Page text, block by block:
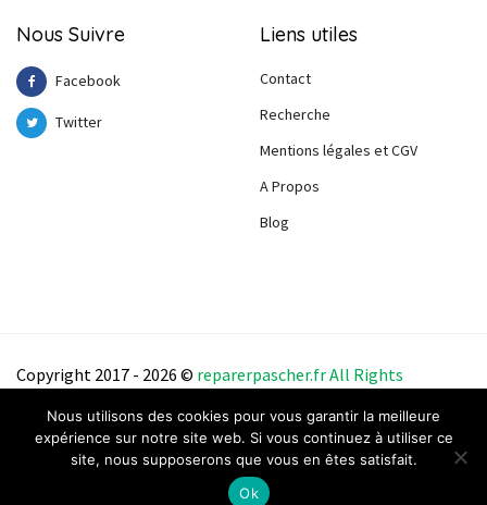
Nous Suivre
Facebook
Twitter
Liens utiles
Contact
Recherche
Mentions légales et CGV
A Propos
Blog
Copyright 2017 - 2026 © reparerpascher.frAll Rights
Nous utilisons des cookies pour vous garantir la meilleure
expérience sur notre site web. Si vous continuez à utiliser ce
site, nous supposerons que vous en êtes satisfait.
Ok